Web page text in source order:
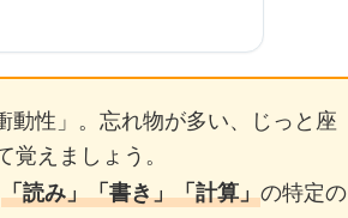
動性」。忘れ物が多い、じっと座
えましょう。
「読み」「書き」「計算」の特定の